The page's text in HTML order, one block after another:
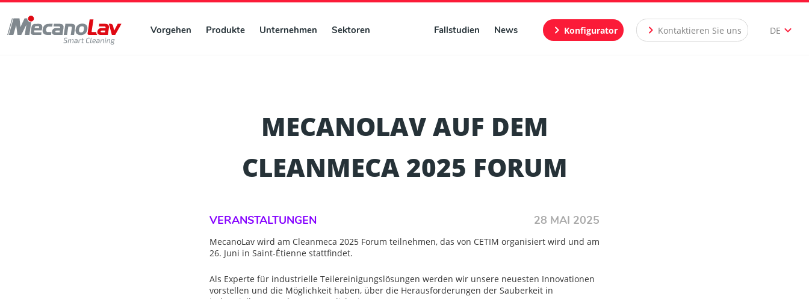
Vorgehen Produkte Unternehmen Sektoren Fallstudien News chevron_right Konfigurator chevron_right Kontaktieren Sie uns DE expand_more
MECANOLAV AUF DEM
CLEANMECA 2025 FORUM
VERANSTALTUNGEN 28 MAI 2025
MecanoLav wird am Cleanmeca 2025 Forum teilnehmen, das von CETIM organisiert wird und am
26. Juni in Saint-Étienne stattfindet.
Als Experte für industrielle Teilereinigungslösungen werden wir unsere neuesten Innovationen
vorstellen und die Möglichkeit haben, über die Herausforderungen der Sauberkeit in